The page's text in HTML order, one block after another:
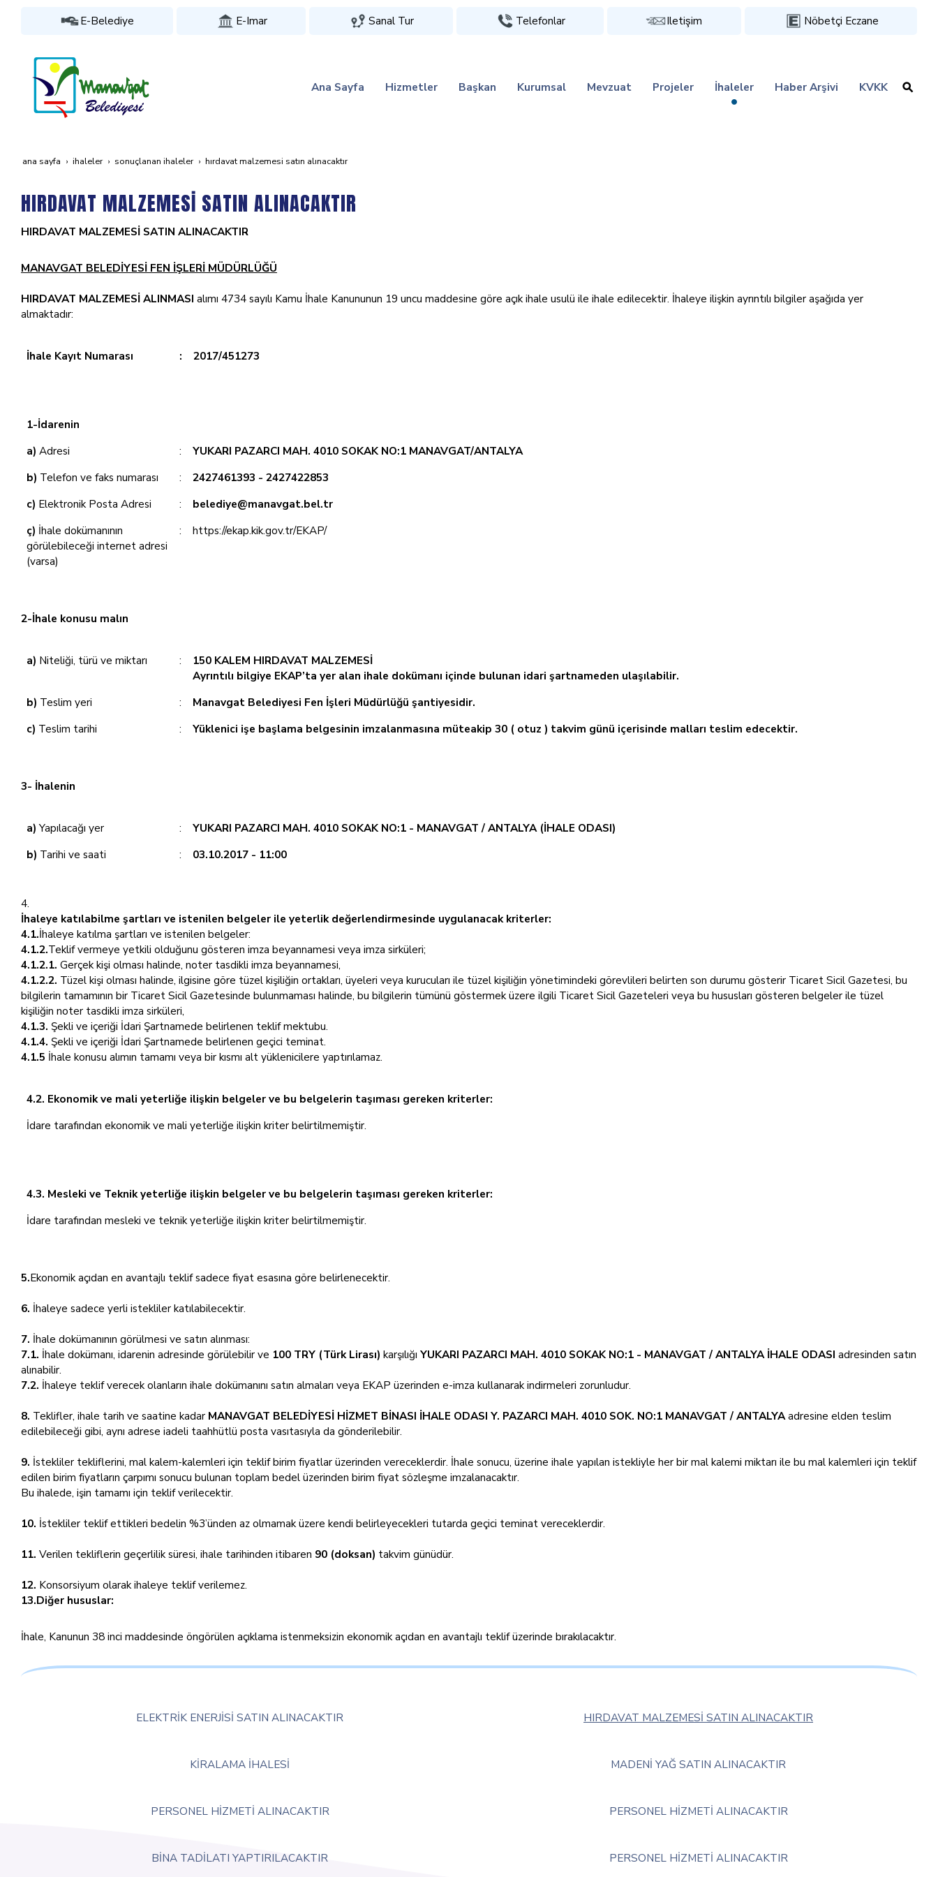
E-Belediye E-Imar Sanal Tur Telefonlar Iletişim Nöbetçi Eczane
Ana Sayfa Hizmetler Başkan Kurumsal Mevzuat Projeler İhaleler Haber Arşivi KVKK
ana sayfa i̇haleler sonuçlanan i̇haleler hirdavat malzemesi̇ satin alinacaktir
HIRDAVAT MALZEMESİ SATIN ALINACAKTIR
HIRDAVAT MALZEMESİ SATIN ALINACAKTIR
MANAVGAT BELEDİYESİ FEN İŞLERİ MÜDÜRLÜĞÜ
HIRDAVAT MALZEMESİ ALINMASI alımı 4734 sayılı Kamu İhale Kanununun 19 uncu maddesine göre açık ihale usulü ile ihale edilecektir. İhaleye ilişkin ayrıntılı bilgiler aşağıda yer
almaktadır:
İhale Kayıt Numarası : 2017/451273
1-İdarenin
a) Adresi :
YUKARI PAZARCI MAH. 4010 SOKAK NO:1 MANAVGAT/ANTALYA
b) Telefon ve faks numarası :
2427461393 - 2427422853
c) Elektronik Posta Adresi :
belediye@manavgat.bel.tr
ç) İhale dokümanının
görülebileceği internet adresi
(varsa)
: https://ekap.kik.gov.tr/EKAP/
2-İhale konusu malın
a) Niteliği, türü ve miktarı :
150 KALEM HIRDAVAT MALZEMESİ
Ayrıntılı bilgiye EKAP’ta yer alan ihale dokümanı içinde bulunan idari şartnameden ulaşılabilir.
b) Teslim yeri :
Manavgat Belediyesi Fen İşleri Müdürlüğü şantiyesidir.
c) Teslim tarihi : Yüklenici işe başlama belgesinin imzalanmasına müteakip 30 ( otuz ) takvim günü içerisinde malları teslim edecektir.
3- İhalenin
a)Yapılacağı yer :
YUKARI PAZARCI MAH. 4010 SOKAK NO:1 - MANAVGAT / ANTALYA (İHALE ODASI)
b) Tarihi ve saati : 03.10.2017 - 11:00
İhaleye katılabilme şartları ve istenilen belgeler ile yeterlik değerlendirmesinde uygulanacak kriterler:
4.1.İhaleye katılma şartları ve istenilen belgeler:
4.1.2.Teklif vermeye yetkili olduğunu gösteren imza beyannamesi veya imza sirküleri;
4.1.2.1. Gerçek kişi olması halinde, noter tasdikli imza beyannamesi,
4.1.2.2. Tüzel kişi olması halinde, ilgisine göre tüzel kişiliğin ortakları, üyeleri veya kurucuları ile tüzel kişiliğin yönetimindeki görevlileri belirten son durumu gösterir Ticaret Sicil Gazetesi, bu
bilgilerin tamamının bir Ticaret Sicil Gazetesinde bulunmaması halinde, bu bilgilerin tümünü göstermek üzere ilgili Ticaret Sicil Gazeteleri veya bu hususları gösteren belgeler ile tüzel
kişiliğin noter tasdikli imza sirküleri,
4.1.3. Şekli ve içeriği İdari Şartnamede belirlenen teklif mektubu.
4.1.4. Şekli ve içeriği İdari Şartnamede belirlenen geçici teminat.
4.1.5 İhale konusu alımın tamamı veya bir kısmı alt yüklenicilere yaptırılamaz.
4.2. Ekonomik ve mali yeterliğe ilişkin belgeler ve bu belgelerin taşıması gereken kriterler:
İdare tarafından ekonomik ve mali yeterliğe ilişkin kriter belirtilmemiştir.
4.3. Mesleki ve Teknik yeterliğe ilişkin belgeler ve bu belgelerin taşıması gereken kriterler:
İdare tarafından mesleki ve teknik yeterliğe ilişkin kriter belirtilmemiştir.
5.Ekonomik açıdan en avantajlı teklif sadece fiyat esasına göre belirlenecektir.
6. İhaleye sadece yerli istekliler katılabilecektir.
7. İhale dokümanının görülmesi ve satın alınması:
7.1. İhale dokümanı, idarenin adresinde görülebilir ve 100 TRY (Türk Lirası) karşılığı YUKARI PAZARCI MAH. 4010 SOKAK NO:1 - MANAVGAT / ANTALYA İHALE ODASI adresinden satın
alınabilir.
7.2. İhaleye teklif verecek olanların ihale dokümanını satın almaları veya EKAP üzerinden e-imza kullanarak indirmeleri zorunludur.
8. Teklifler, ihale tarih ve saatine kadar MANAVGAT BELEDİYESİ HİZMET BİNASI İHALE ODASI Y. PAZARCI MAH. 4010 SOK. NO:1 MANAVGAT / ANTALYAadresine elden teslim
edilebileceği gibi, aynı adrese iadeli taahhütlü posta vasıtasıyla da gönderilebilir.
9. İstekliler tekliflerini, mal kalem-kalemleri için teklif birim fiyatlar üzerinden vereceklerdir. İhale sonucu, üzerine ihale yapılan istekliyle her bir mal kalemi miktarı ile bu mal kalemleri için teklif
edilen birim fiyatların çarpımı sonucu bulunan toplam bedel üzerinden birim fiyat sözleşme imzalanacaktır.
Bu ihalede, işin tamamı için teklif verilecektir.
10. İstekliler teklif ettikleri bedelin %3’ünden az olmamak üzere kendi belirleyecekleri tutarda geçici teminat vereceklerdir.
11. Verilen tekliflerin geçerlilik süresi, ihale tarihinden itibaren 90 (doksan) takvim günüdür.
12. Konsorsiyum olarak ihaleye teklif verilemez.
13.Diğer hususlar:
İhale, Kanunun 38 inci maddesinde öngörülen açıklama istenmeksizin ekonomik açıdan en avantajlı teklif üzerinde bırakılacaktır.
ELEKTRİK ENERJİSİ SATIN ALINACAKTIR HIRDAVAT MALZEMESİ SATIN ALINACAKTIR
KİRALAMA İHALESİ MADENİ YAĞ SATIN ALINACAKTIR
PERSONEL HİZMETİ ALINACAKTIR PERSONEL HİZMETİ ALINACAKTIR
BİNA TADİLATI YAPTIRILACAKTIR PERSONEL HİZMETİ ALINACAKTIR